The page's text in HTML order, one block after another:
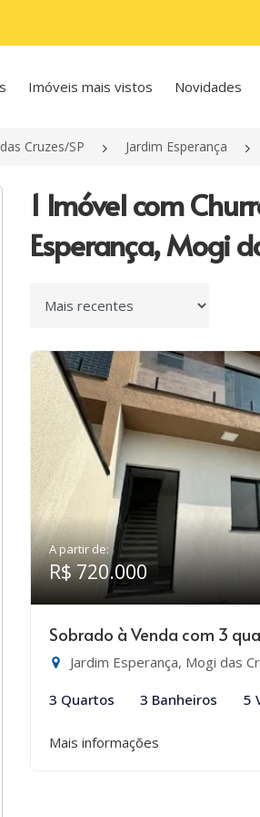
Imóveis mais vistos Novidades
Cruzes/SP Jardim Esperança
1 Imóvel com
Esperança, Mogi
Ordenar por
A partir de:
R$ 720.000
Sobrado à Venda com 3
Jardim Esperança, Mogi das
3 Quartos 3 Banheiros 5
Mais informações